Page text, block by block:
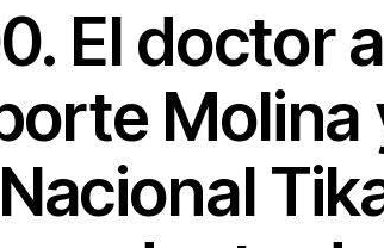
El doctor
Molina
Nacional